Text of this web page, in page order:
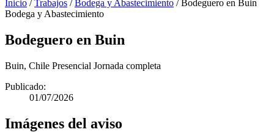
Inicio / Trabajos / Bodega y Abastecimiento / Bodeguero en Buin
Bodega y Abastecimiento
Bodeguero en Buin
Buin, Chile Presencial Jornada completa
Publicado:
01/07/2026
Imágenes del aviso